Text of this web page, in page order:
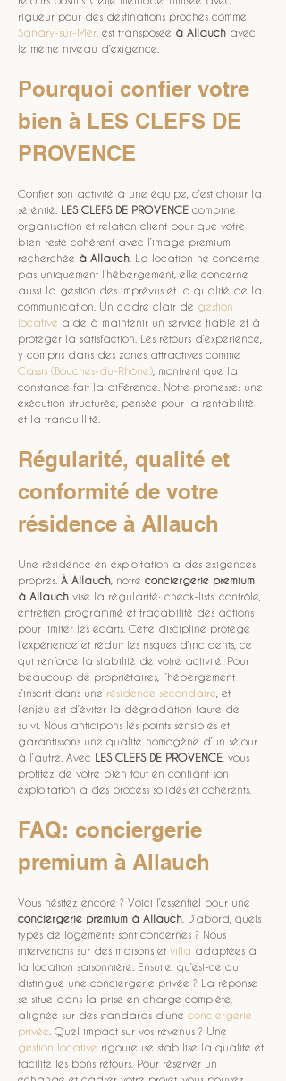
rigueur pour des destinations proches comme
Sanary-sur-Mer , est transposée à Allauch avec
le même niveau d’exigence.
Pourquoi confier votre
bien à LES CLEFS DE
PROVENCE
Confier son activité à une équipe, c’est choisir la
sérénité. LES CLEFS DE PROVENCE combine
organisation et relation client pour que votre
bien reste cohérent avec l’image premium
recherchée à Allauch . La location ne concerne
pas uniquement l’hébergement, elle concerne
aussi la gestion des imprévus et la qualité de la
communication. Un cadre clair de gestion
locative aide à maintenir un service fiable et à
protéger la satisfaction. Les retours d’expérience,
y compris dans des zones attractives comme
Cassis (Bouches-du-Rhône) , montrent que la
constance fait la différence. Notre promesse: une
exécution structurée, pensée pour la rentabilité
et la tranquillité.
Régularité, qualité et
conformité de votre
résidence à Allauch
Une résidence en exploitation a des exigences
propres. À Allauch , notre conciergerie premium
à Allauch vise la régularité: check-lists, contrôle,
entretien programmé et traçabilité des actions
pour limiter les écarts. Cette discipline protège
l’expérience et réduit les risques d’incidents, ce
qui renforce la stabilité de votre activité. Pour
beaucoup de propriétaires, l’hébergement
s’inscrit dans une résidence secondaire , et
l’enjeu est d’éviter la dégradation faute de
suivi. Nous anticipons les points sensibles et
garantissons une qualité homogène d’un séjour
à l’autre. Avec LES CLEFS DE PROVENCE , vous
profitez de votre bien tout en confiant son
exploitation à des process solides et cohérents.
FAQ: conciergerie
premium à Allauch
Vous hésitez encore ? Voici l’essentiel pour une
conciergerie premium à Allauch . D’abord, quels
types de logements sont concernés ? Nous
intervenons sur des maisons et villa adaptées à
la location saisonnière. Ensuite, qu’est-ce qui
distingue une conciergerie privée ? La réponse
se situe dans la prise en charge complète,
alignée sur des standards d’une conciergerie
privée . Quel impact sur vos revenus ? Une
gestion locative rigoureuse stabilise la qualité et
facilite les bons retours. Pour réserver un